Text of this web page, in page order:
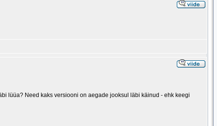
lüüa? Need kaks versiooni on aegade jooksul läbi käinud - ehk keegi